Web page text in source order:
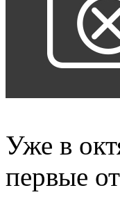
Уже в
первые